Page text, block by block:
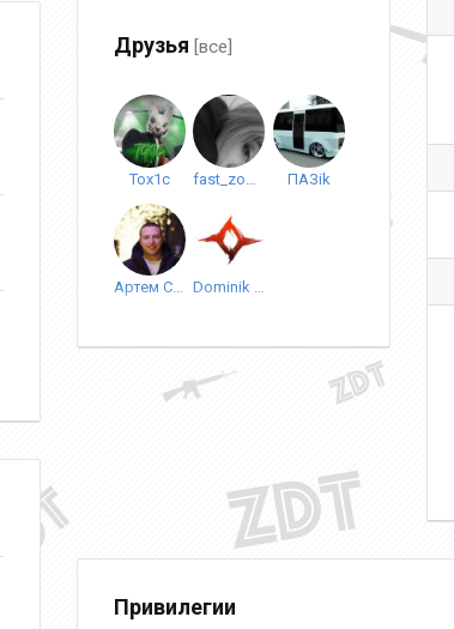
Друзья [все]
Tox1c ПАЗik
Артем Солодилов
Привилегии